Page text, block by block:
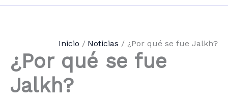
Inicio Noticias ¿Por qué se fue Jalkh?
¿Por qué se fue
Jalkh?